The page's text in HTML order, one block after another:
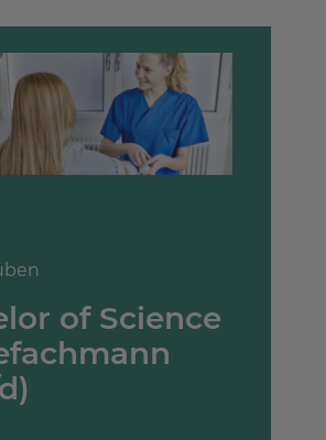
of Science